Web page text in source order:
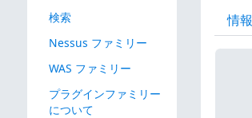
検索
Nessus ファミリー
WAS ファミリー
プラグインファミリー
について
情報